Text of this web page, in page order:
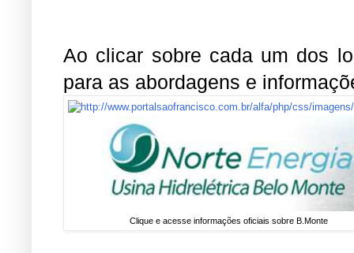
Ao clicar sobre cada um dos
para as abordagens e
Clique e acesse informações oficiais sobre B.Monte